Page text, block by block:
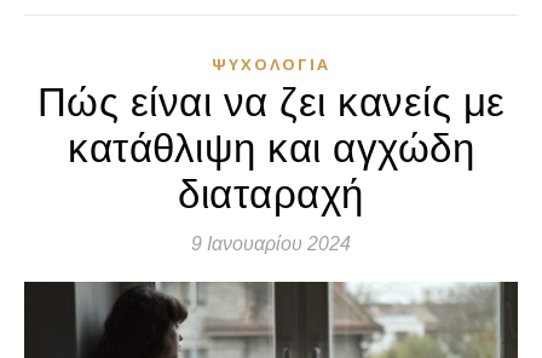
ΨΥΧΟΛΟΓΊΑ
Πώς είναι να ζει κανείς με
κατάθλιψη και αγχώδη
διαταραχή
9 Ιανουαρίου 2024